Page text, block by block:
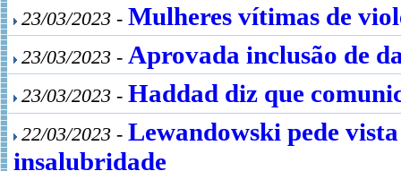
23/03/2023 - Mulheres vítimas de
23/03/2023 - Aprovada inclusão de
23/03/2023 - Haddad diz que
22/03/2023 - Lewandowski pede
insalubridade